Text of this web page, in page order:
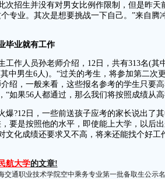
招生并没有对男女比例作限制，但是昨天
专业。其次是想要挑战一下自己。”来自腾
毕业就有工作
作人员孙老师介绍，12日，共有313名(其
中男生6人)。“过关的考生，将参加第二次
绍，一般来看，这些报名参考的学生只要
“如果56人都通过，那么我们将按照成绩从
?12日，一些前送孩子应考的家长说出了其
要是按照他的水平，即使能上大学，以后
文化成绩还要求又不高，将来还能找个好
航大学的文章!
交通职业技术学院空中乘务专业第一批备取生公示